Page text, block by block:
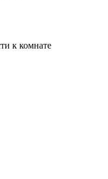
к комнате